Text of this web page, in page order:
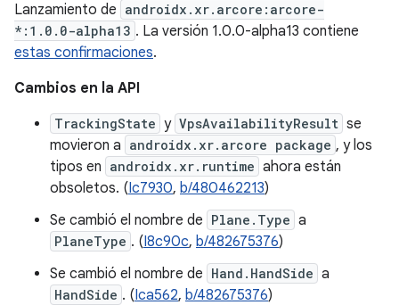
Lanzamiento de androidx.xr.arcore:arcore-
*:1.0.0-alpha13 . La versión 1.0.0-alpha13 contiene
estas confirmaciones.
Cambios en la API
TrackingState y VpsAvailabilityResult se
movieron a androidx.xr.arcore package , y los
tipos en androidx.xr.runtime ahora están
obsoletos. (Ic7930, b/480462213)
Se cambió el nombre de Plane.Type a
PlaneType . (I8c90c, b/482675376)
Se cambió el nombre de Hand.HandSide a
HandSide . (Ica562, b/482675376)